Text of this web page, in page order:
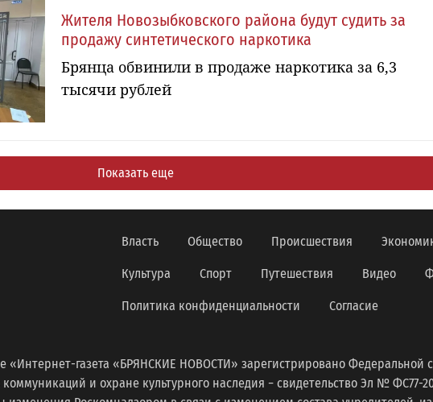
Жителя Новозыбковского района будут судить за
продажу синтетического наркотика
Брянца обвинили в продаже наркотика за 6,3
тысячи рублей
Показать еще
Власть Общество Происшествия
Культура Спорт Путешествия Видео
Политика конфиденциальности Согласие
«Интернет-газета «БРЯНСКИЕ НОВОСТИ» зарегистрировано Федеральной
и охране культурного наследия − свидетельство Эл № ФС77-